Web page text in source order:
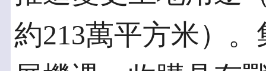
約213萬平方米）